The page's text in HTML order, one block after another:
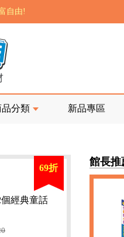
自由!
立三天內通知客服 寄回發票需
~
外購物流程說明』
超人企業總部」目前正興建中!
外購物流程說明』
品分類 新品專區
69折
經典童話
館長推